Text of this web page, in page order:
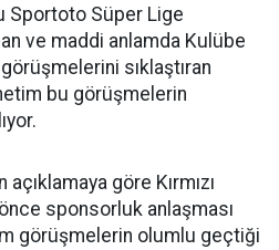
Sportoto Süper Lige
ve maddi anlamda Kulübe
sıklaştıran
bu görüşmelerin
göre Kırmızı
sponsorluk anlaşması
görüşmelerin olumlu geçtiği